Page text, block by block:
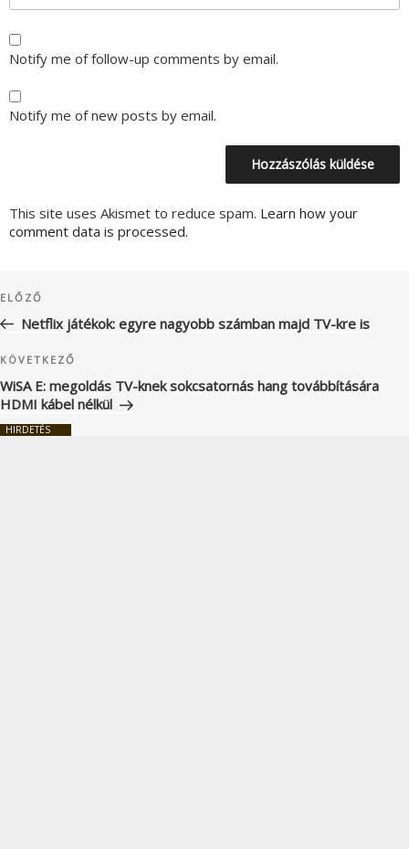
Notify me of follow-up comments by email.
Notify me of new posts by email.
This site uses Akismet to reduce spam. Learn how your
comment data is processed.
navigáció
Korábbi
bejegyzés
ELŐZŐ
Netflix játékok: egyre nagyobb számban majd TV-kre is
Következő
bejegyzés
KÖVETKEZŐ
WiSA E: megoldás TV-knek sokcsatornás hang továbbítására
HDMI kábel nélkül
HIRDETÉS